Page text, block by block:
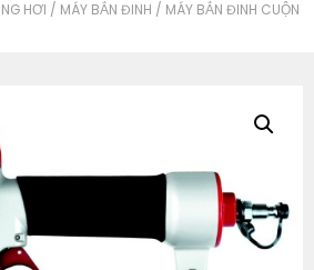
HƠI / MÁY BẮN ĐINH / MÁY BẮN ĐINH CUỘN